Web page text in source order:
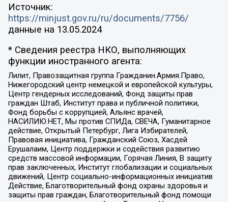
Источник:
https://minjust.gov.ru/ru/documents/7756/
данные на 13.05.2024
* Сведения реестра НКО, выполняющих
функции иностранного агента:
Лилит, Правозащитная группа Гражданин.Армия.Право,
Нижегородский центр немецкой и европейской культуры,
Центр гендерных исследований, Фонд защиты прав
граждан Штаб, Институт права и публичной политики,
Фонд борьбы с коррупцией, Альянс врачей,
НАСИЛИЮ.НЕТ, Мы против СПИДа, СВЕЧА, Гуманитарное
действие, Открытый Петербург, Лига Избирателей,
Правовая инициатива, Гражданский Союз, Хасдей
Ерушалаим, Центр поддержки и содействия развитию
средств массовой информации, Горячая Линия, В защиту
прав заключенных, Институт глобализации и социальных
движений, Центр социально-информационных инициатив
Действие, Благотворительный фонд охраны здоровья и
защиты прав граждан, Благотворительный фонд помощи